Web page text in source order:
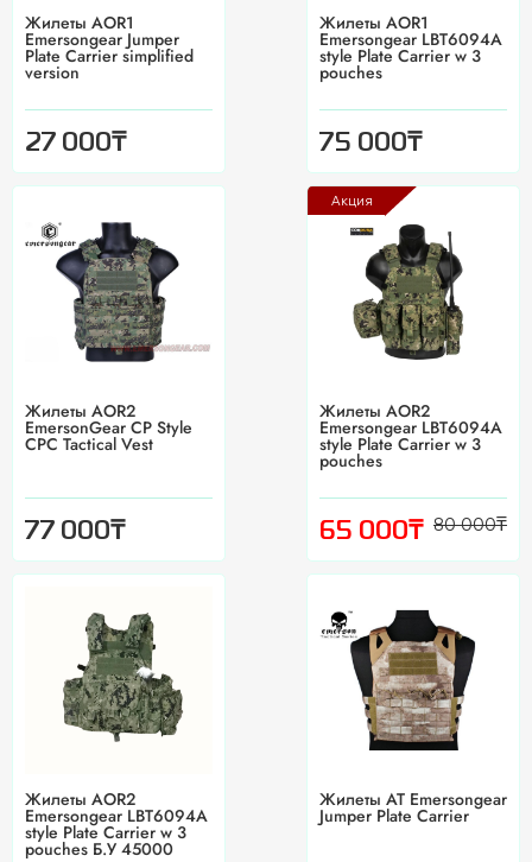
Жилеты AOR1
Emersongear Jumper
Plate Carrier simplified
version
27 000₸
Жилеты AOR1
Emersongear LBT6094A
style Plate Carrier w 3
pouches
75 000₸
Жилеты AOR2
EmersonGear CP Style
CPC Tactical Vest
77 000₸
Жилеты AOR2
Emersongear LBT6094A
style Plate Carrier w 3
pouches
65 000₸ 80 000₸
Акция
Жилеты AOR2
Emersongear LBT6094A
style Plate Carrier w 3
pouches Б.У 45000
Жилеты AT Emersongear
Jumper Plate Carrier